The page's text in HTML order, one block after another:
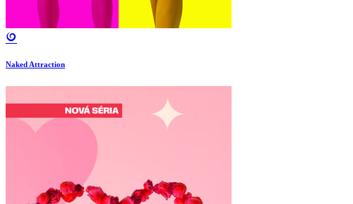
Naked Attraction